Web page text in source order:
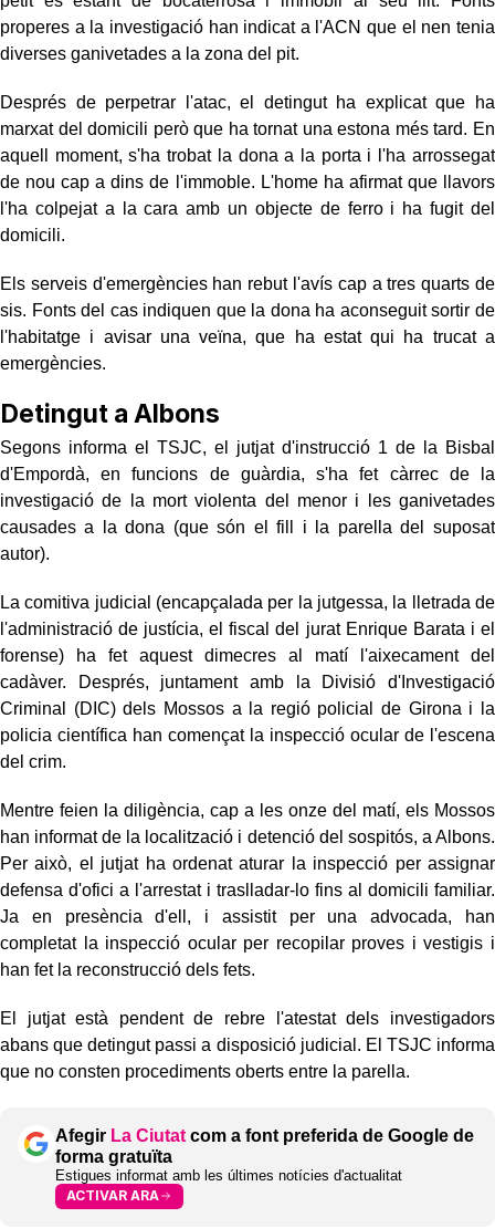
properes a la investigació han indicat a l'ACN que el nen tenia
diverses ganivetades a la zona del pit.
Després de perpetrar l'atac, el detingut ha explicat que ha
marxat del domicili però que ha tornat una estona més tard. En
aquell moment, s'ha trobat la dona a la porta i l'ha arrossegat
de nou cap a dins de l'immoble. L'home ha afirmat que llavors
l'ha colpejat a la cara amb un objecte de ferro i ha fugit del
domicili.
Els serveis d'emergències han rebut l'avís cap a tres quarts de
sis. Fonts del cas indiquen que la dona ha aconseguit sortir de
l'habitatge i avisar una veïna, que ha estat qui ha trucat a
emergències.
Detingut a Albons
Segons informa el TSJC, el jutjat d'instrucció 1 de la Bisbal
d'Empordà, en funcions de guàrdia, s'ha fet càrrec de la
investigació de la mort violenta del menor i les ganivetades
causades a la dona (que són el fill i la parella del suposat
autor).
La comitiva judicial (encapçalada per la jutgessa, la lletrada de
l'administració de justícia, el fiscal del jurat Enrique Barata i el
forense) ha fet aquest dimecres al matí l'aixecament del
cadàver. Després, juntament amb la Divisió d'Investigació
Criminal (DIC) dels Mossos a la regió policial de Girona i la
policia científica han començat la inspecció ocular de l'escena
del crim.
Mentre feien la diligència, cap a les onze del matí, els Mossos
han informat de la localització i detenció del sospitós, a Albons.
Per això, el jutjat ha ordenat aturar la inspecció per assignar
defensa d'ofici a l'arrestat i traslladar-lo fins al domicili familiar.
Ja en presència d'ell, i assistit per una advocada, han
completat la inspecció ocular per recopilar proves i vestigis i
han fet la reconstrucció dels fets.
El jutjat està pendent de rebre l'atestat dels investigadors
abans que detingut passi a disposició judicial. El TSJC informa
que no consten procediments oberts entre la parella.
Afegir La Ciutat com a font preferida de Google de
forma gratuïta
Estigues informat amb les últimes notícies d'actualitat
ACTIVAR ARA